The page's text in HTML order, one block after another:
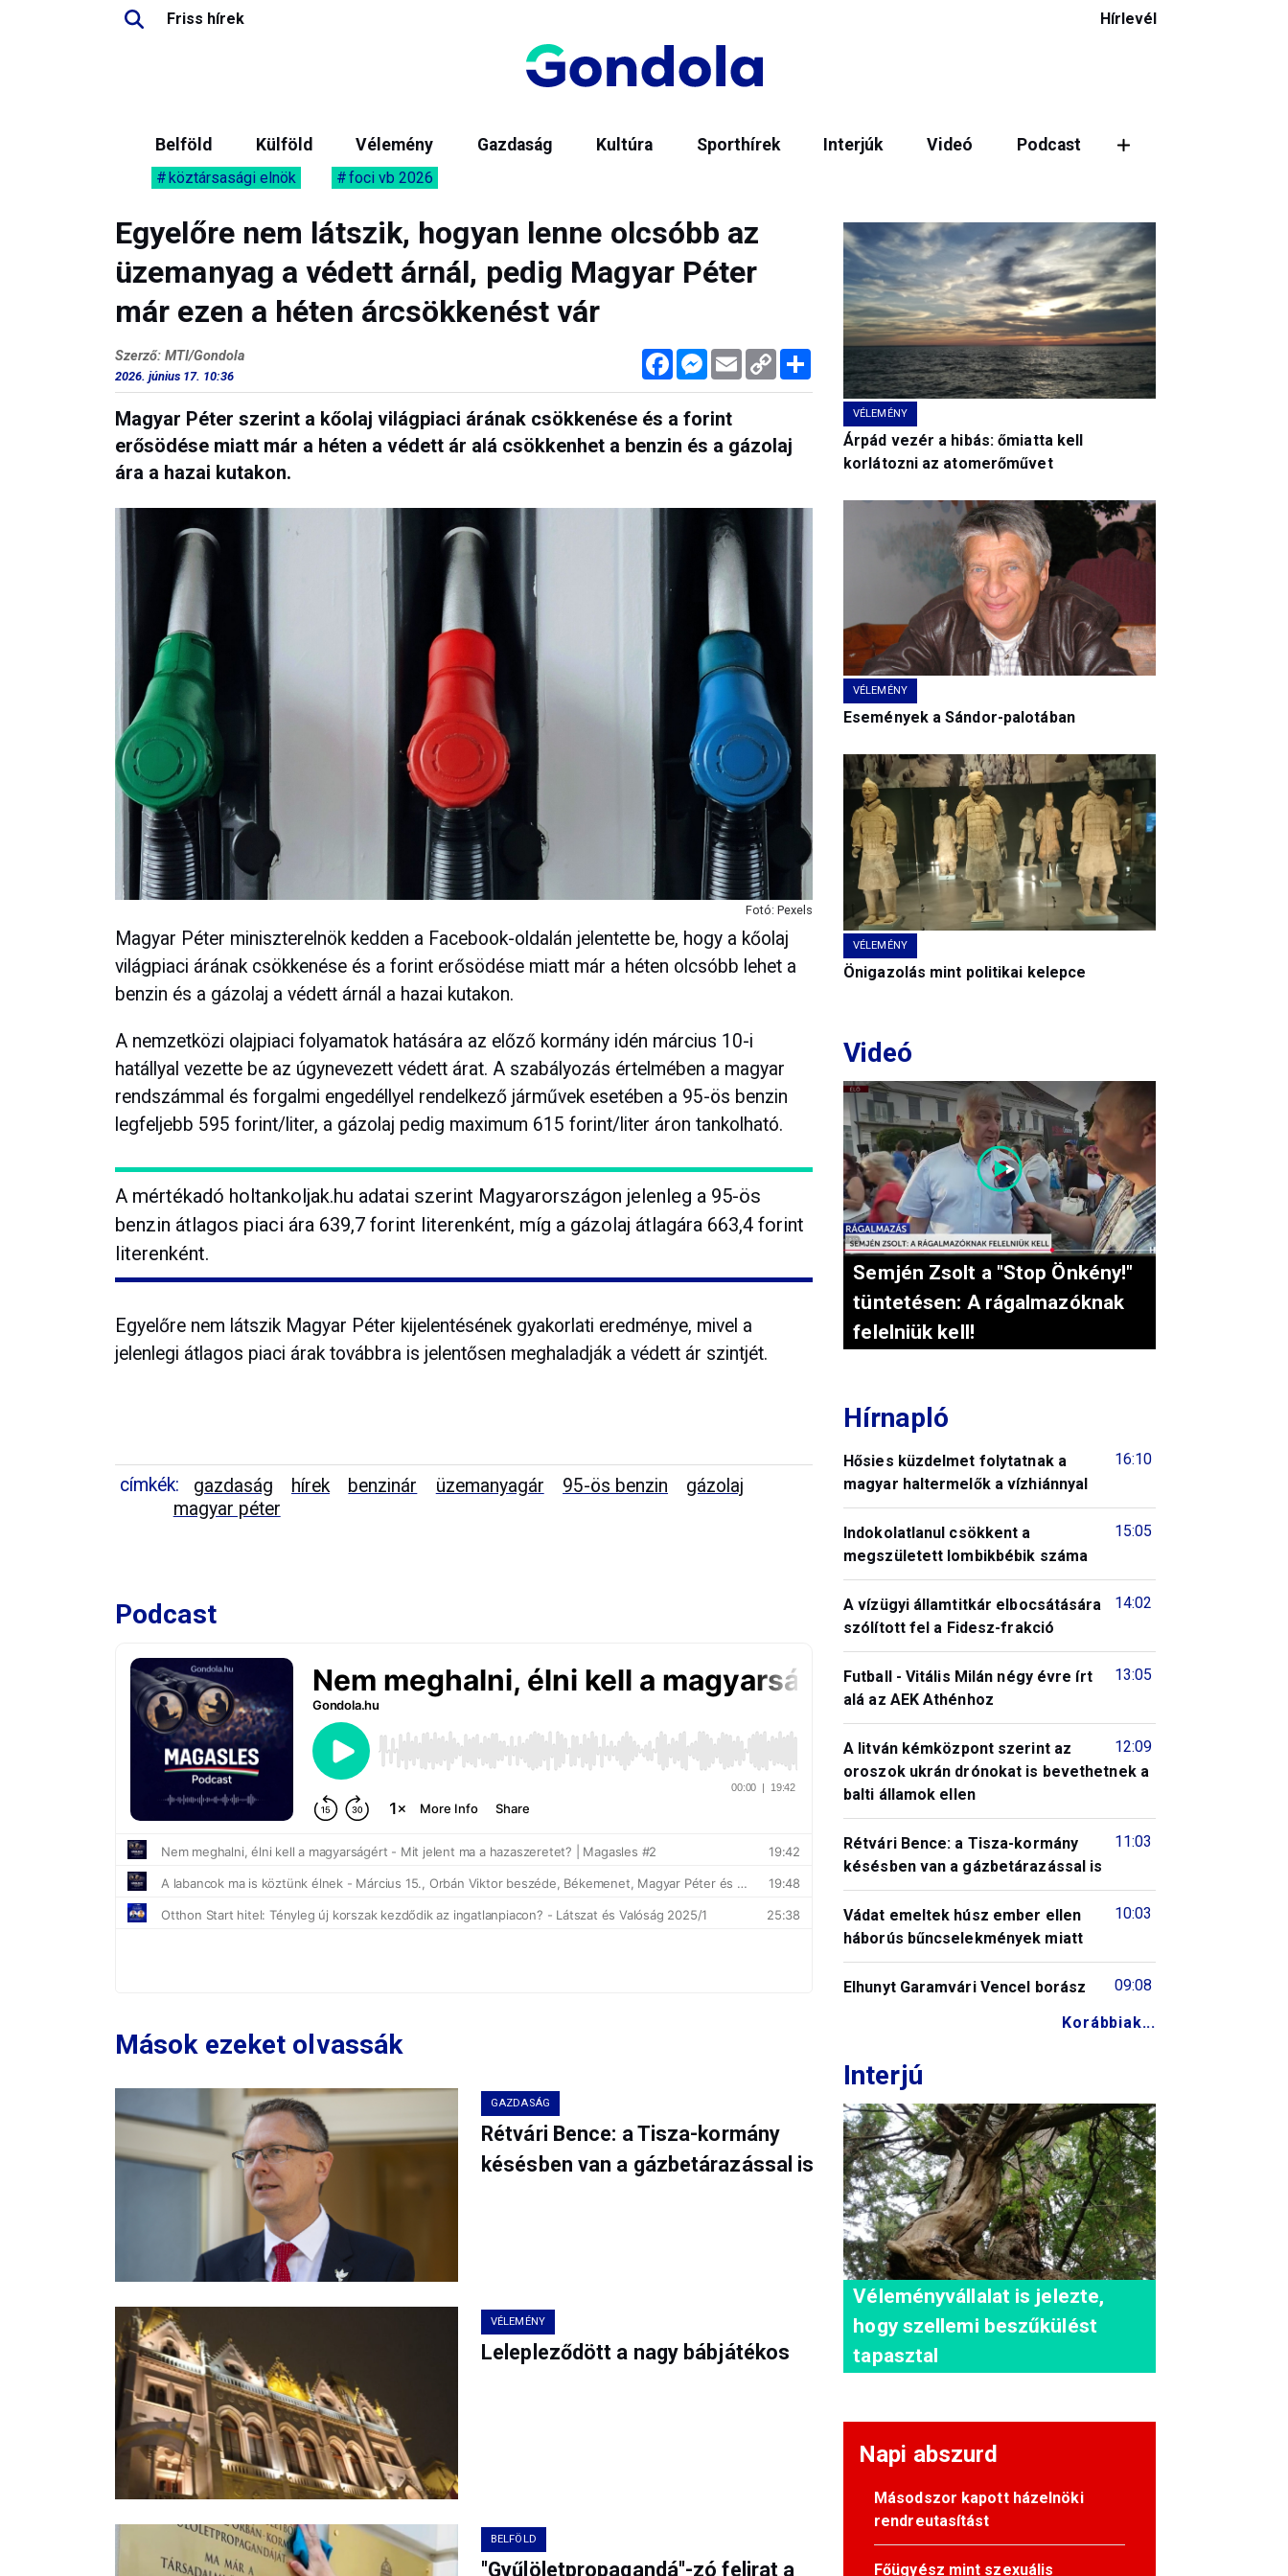
Friss hírek Hírlevél
Belföld Külföld Vélemény Gazdaság Kultúra Sporthírek Interjúk Videó Podcast
köztársasági elnök foci vb 2026
Egyelőre nem látszik, hogyan lenne olcsóbb az
üzemanyag a védett árnál, pedig Magyar Péter
már ezen a héten árcsökkenést vár
FacebookMessenger
Email Copy
Link
Megosztás
Szerző: MTI/Gondola
2026. június 17. 10:36
Magyar Péter szerint a kőolaj világpiaci árának csökkenése és a forint
erősödése miatt már a héten a védett ár alá csökkenhet a benzin és a gázolaj
ára a hazai kutakon.
Fotó: Pexels
Magyar Péter miniszterelnök kedden a Facebook-oldalán jelentette be, hogy a kőolaj
világpiaci árának csökkenése és a forint erősödése miatt már a héten olcsóbb lehet a
benzin és a gázolaj a védett árnál a hazai kutakon.
A nemzetközi olajpiaci folyamatok hatására az előző kormány idén március 10-i
hatállyal vezette be az úgynevezett védett árat. A szabályozás értelmében a magyar
rendszámmal és forgalmi engedéllyel rendelkező járművek esetében a 95-ös benzin
legfeljebb 595 forint/liter, a gázolaj pedig maximum 615 forint/liter áron tankolható.
A mértékadó holtankoljak.hu adatai szerint Magyarországon jelenleg a 95-ös
benzin átlagos piaci ára 639,7 forint literenként, míg a gázolaj átlagára 663,4 forint
literenként.
Egyelőre nem látszik Magyar Péter kijelentésének gyakorlati eredménye, mivel a
jelenlegi átlagos piaci árak továbbra is jelentősen meghaladják a védett ár szintjét.
címkék: gazdaság hírek benzinár üzemanyagár 95-ös benzin
gázolaj
magyar péter
Podcast
Mások ezeket olvassák
GAZDASÁG
Rétvári Bence: a Tisza-kormány
késésben van a gázbetárazással is
VÉLEMÉNY
Lelepleződött a nagy bábjátékos
BELFÖLD
"Gyűlöletpropagandá"-zó felirat a
VÉLEMÉNY
Árpád vezér a hibás: őmiatta kell
korlátozni az atomerőművet
VÉLEMÉNY
Események a Sándor-palotában
VÉLEMÉNY
Önigazolás mint politikai kelepce
Videó
Semjén Zsolt a "Stop Önkény!"
tüntetésen: A rágalmazóknak
felelniük kell!
Hírnapló
16:10
Hősies küzdelmet folytatnak a
magyar haltermelők a vízhiánnyal
15:05
Indokolatlanul csökkent a
megszületett lombikbébik száma
14:02
A vízügyi államtitkár elbocsátására
szólított fel a Fidesz-frakció
13:05
Futball - Vitális Milán négy évre írt
alá az AEK Athénhoz
12:09
A litván kémközpont szerint az
oroszok ukrán drónokat is bevethetnek a
balti államok ellen
11:03
Rétvári Bence: a Tisza-kormány
késésben van a gázbetárazással is
10:03
Vádat emeltek húsz ember ellen
háborús bűncselekmények miatt
09:08
Elhunyt Garamvári Vencel borász
Korábbiak...
Interjú
Véleményvállalat is jelezte,
hogy szellemi beszűkülést
tapasztal
Napi abszurd
Másodszor kapott házelnöki
rendreutasítást
Főügyész mint szexuális